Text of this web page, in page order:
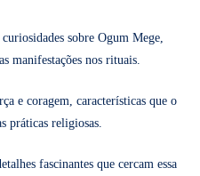
sobre Ogum Mege,
manifestações nos rituais.
e coragem, características que o
práticas religiosas.
fascinantes que cercam essa